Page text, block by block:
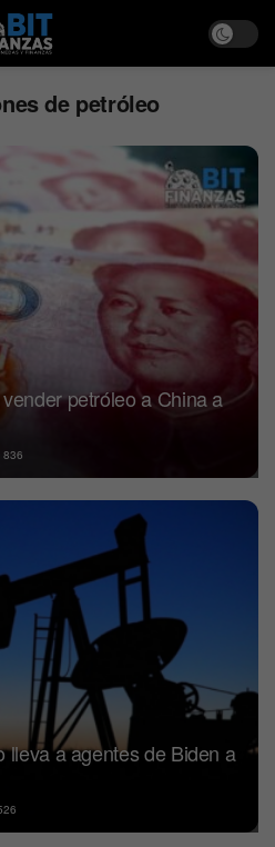
de petróleo
petróleo a China a
836
lleva a agentes de Biden a